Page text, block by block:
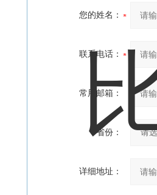
您的姓名：
联系电话：
常用邮箱：
省份：
详细地址：